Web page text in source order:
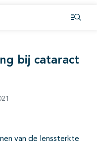
bij cataract
van de lenssterkte